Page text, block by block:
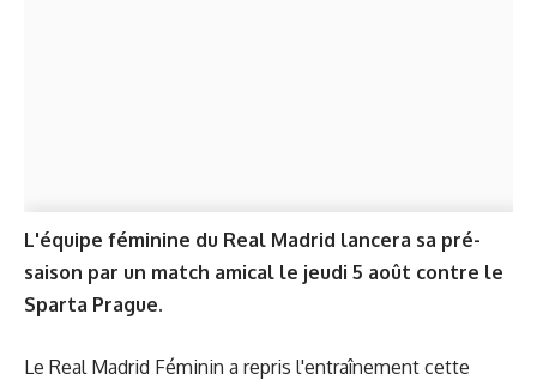
L'équipe féminine du Real Madrid lancera sa pré-
saison par un match amical le jeudi 5 août contre le
Sparta Prague.
Le Real Madrid Féminin a repris l'entraînement cette